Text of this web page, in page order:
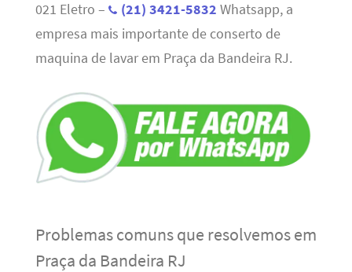
021 Eletro – (21) 3421-5832 Whatsapp, a
empresa mais importante de conserto de
maquina de lavar em Praça da Bandeira RJ.
Problemas comuns que resolvemos em
Praça da Bandeira RJ